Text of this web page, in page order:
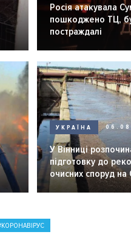
Росія атакувала
пошкоджено ТЦ,
постраждалі
УКРАЇНА
У Вінниці
підготовку до
очисних споруд
мер Вінниці.
КОРОНАВІРУС